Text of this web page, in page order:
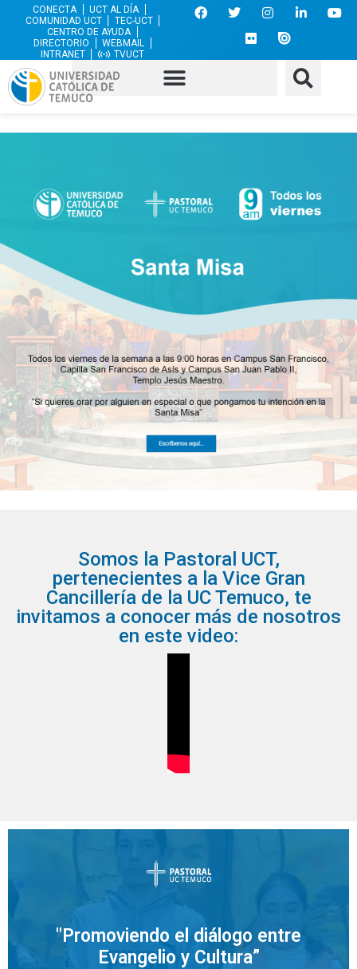
CONECTA
UCT AL DÍA
COMUNIDAD UCT
TEC-UCT
CENTRO DE AYUDA
DIRECTORIO
WEBMAIL
INTRANET
TVUCT
Somos la Pastoral UCT,
pertenecientes a la Vice Gran
Cancillería de la UC Temuco, te
invitamos a conocer más de nosotros
en este video:
"Promoviendo el diálogo entre
Evangelio y Cultura”